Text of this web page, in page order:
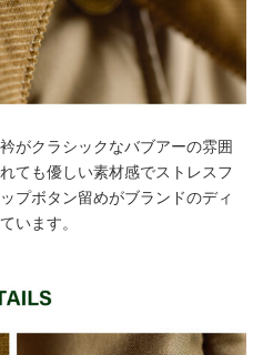
がクラシックなバブアーの雰囲
ても優しい素材感でストレスフ
プボタン留めがブランドのディ
います。